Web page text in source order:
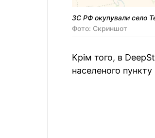
ЗС РФ окупували село
Фото: Скриншот
Крім того, в
населеного